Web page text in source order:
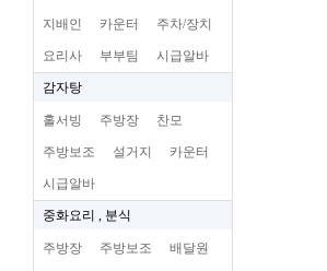
지배인 카운터 주차/장치
요리사 부부팀 시급알바
감자탕
홀서빙 주방장 찬모
주방보조 설거지 카운터
시급알바
중화요리 , 분식
주방장 주방보조 배달원